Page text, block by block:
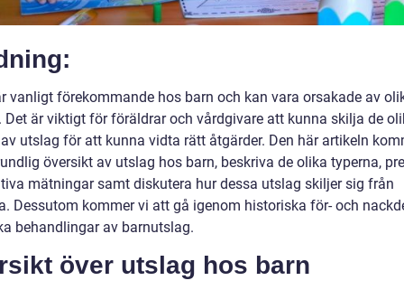
vanligt förekommande hos barn och kan vara orsakade av
Det är viktigt för föräldrar och vårdgivare att kunna skilja de
utslag för att kunna vidta rätt åtgärder. Den här artikeln
översikt av utslag hos barn, beskriva de olika typerna,
mätningar samt diskutera hur dessa utslag skiljer sig från
Dessutom kommer vi att gå igenom historiska för- och
behandlingar av barnutslag.
över utslag hos barn